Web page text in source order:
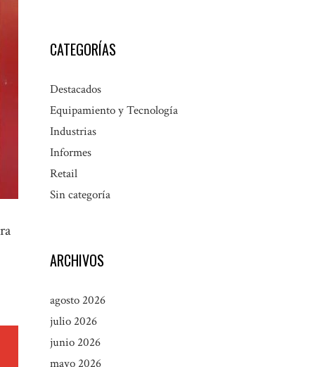
CATEGORÍAS
Destacados
Equipamiento y Tecnología
Industrias
Informes
Retail
Sin categoría
ARCHIVOS
agosto 2026
julio 2026
junio 2026
mayo 2026